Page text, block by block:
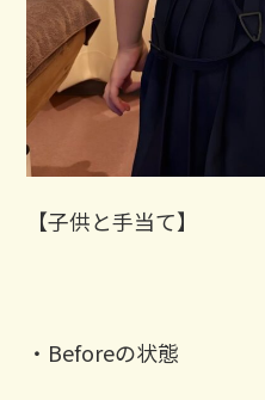
【子供と手当て】
・Beforeの状態